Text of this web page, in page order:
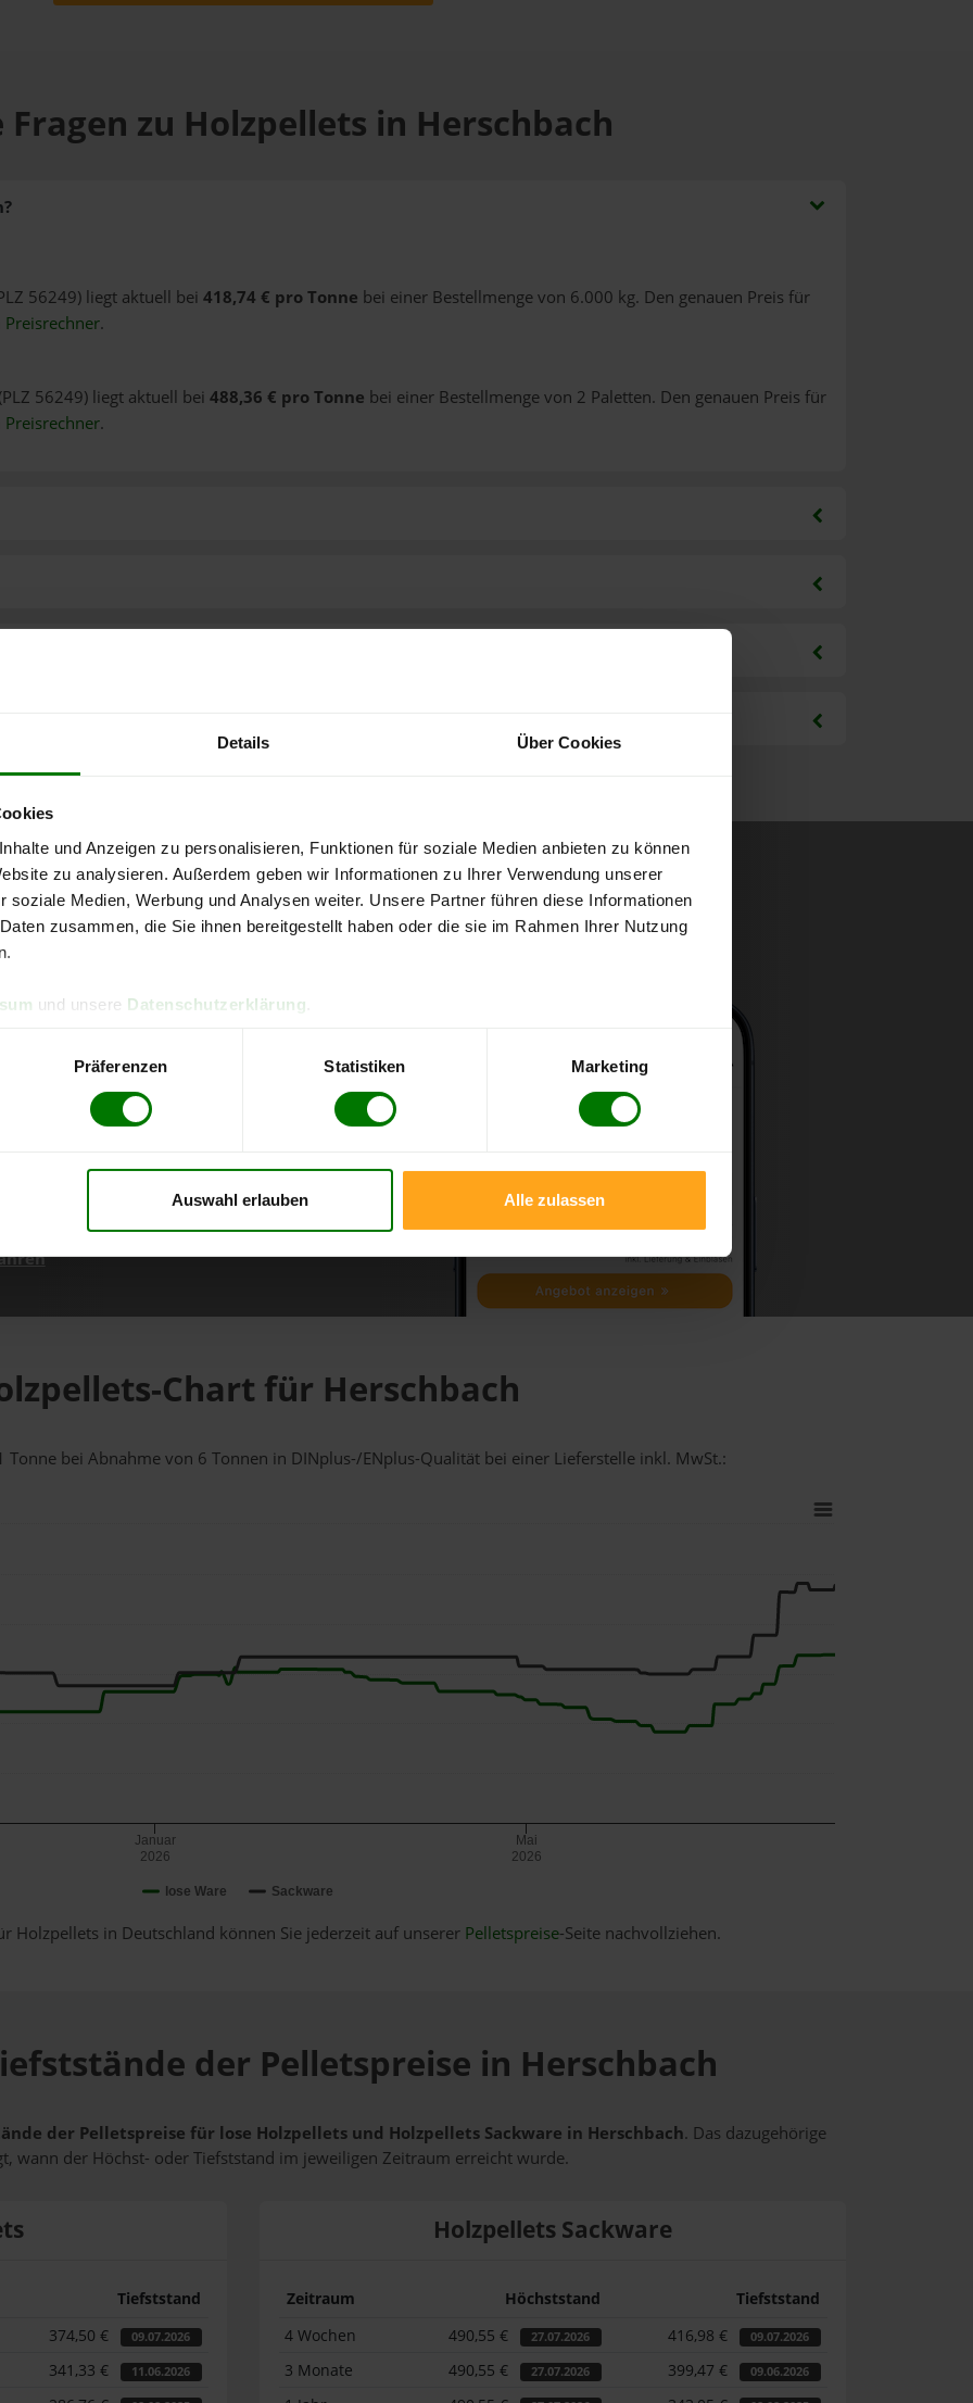
Details Über Cookies
und Anzeigen zu personalisieren, Funktionen für soziale Medien anbieten zu können
zu analysieren. Außerdem geben wir Informationen zu Ihrer Verwendung unserer
soziale Medien, Werbung und Analysen weiter. Unsere Partner führen diese Informationen
zusammen, die Sie ihnen bereitgestellt haben oder die sie im Rahmen Ihrer Nutzung
und unsere Datenschutzerklärung
Präferenzen Statistiken Marketing
Auswahl erlauben Alle zulassen
Fragen zu Holzpellets in Herschbach
56249) liegt aktuell bei 418,74 € pro Tonne bei einer Bestellmenge von 6.000 kg. Den genauen Preis für
Preisrechner.
56249) liegt aktuell bei 488,36 € pro Tonne bei einer Bestellmenge von 2 Paletten. Den genauen Preis für
Preisrechner.
kostenlose
direkt online bestellen
aktuellen Stand
Chart für Herschbach
Tonne bei Abnahmevon 6 Tonnen in DINplus-/ENplus-Qualität bei einer Lieferstelle inkl. MwSt.:
lose Ware Sackware
Januar
2026
Mai
2026
Holzpellets in Deutschland können Sie jederzeit auf unserer Pelletspreise-Seite nachvollziehen.
der Pelletspreise in Herschbach
der Pelletspreise für lose Holzpellets und Holzpellets Sackware in Herschbach. Das dazugehörige
wann der Höchst- oder Tiefststand im jeweiligen Zeitraum erreicht wurde.
Tiefststand
374,50 € 09.07.2026
341,33 € 11.06.2026
Holzpellets Sackware
Zeitraum Höchststand
Tiefststand
4 Wochen
490,55 € 27.07.2026 416,98 € 09.07.2026
3 Monate 490,55 € 27.07.2026 399,47 € 09.06.2026